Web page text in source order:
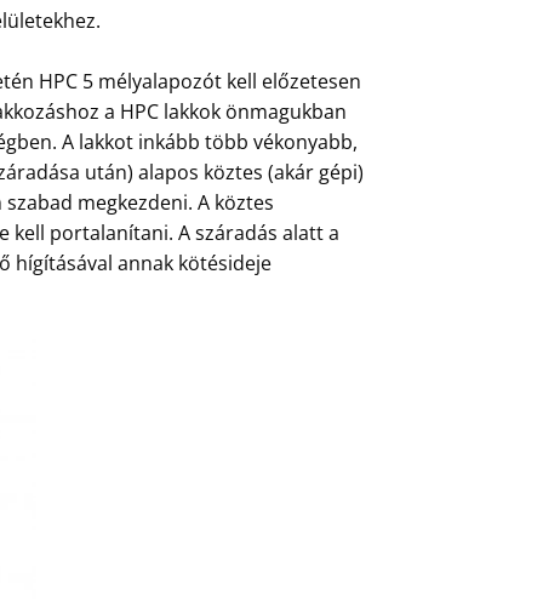
HPC 5 mélyalapozót kell előzetesen
a HPC lakkok önmagukban
A lakkot inkább több vékonyabb,
után) alapos köztes (akár gépi)
megkezdeni. A köztes
kell portalanítani. A száradás alatt a
hígításával annak kötésideje